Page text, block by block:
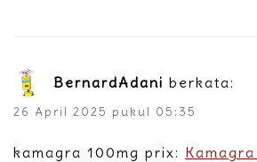
BernardAdani berkata:
26 April 2025 pukul 05:35
kamagra 100mg prix: